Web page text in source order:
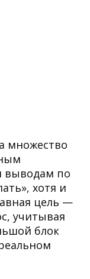
множество
выводам по
хотя и
цель —
учитывая
блок